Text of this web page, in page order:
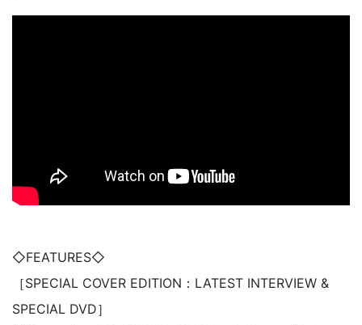
◇FEATURES◇
［SPECIAL COVER EDITION：LATEST INTERVIEW &
SPECIAL DVD］